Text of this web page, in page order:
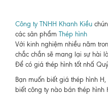
Công ty TNHH Khanh Kiều
các sản phẩm Thép hình
Với kinh nghiệm nhiều năm
chắc chắn sẽ mang lại sự hài
Để có giá thép hình tốt nhấ
Bạn muốn biết giá thép hình
biết công ty nào bán thép hình